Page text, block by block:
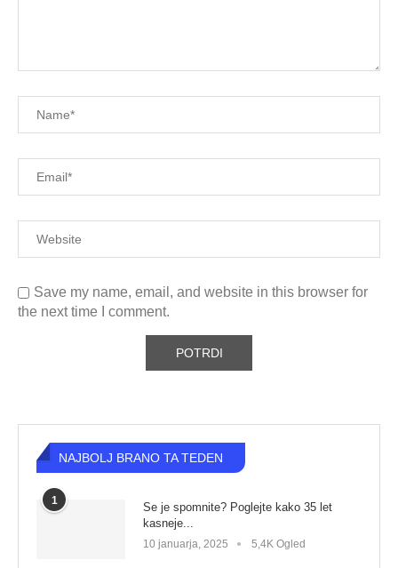
Save my name, email, and website in this browser for
the next time I comment.
NAJBOLJ BRANO TA TEDEN
1
Se je spomnite? Poglejte kako 35 let
kasneje...
10 januarja, 2025 5,4K Ogled